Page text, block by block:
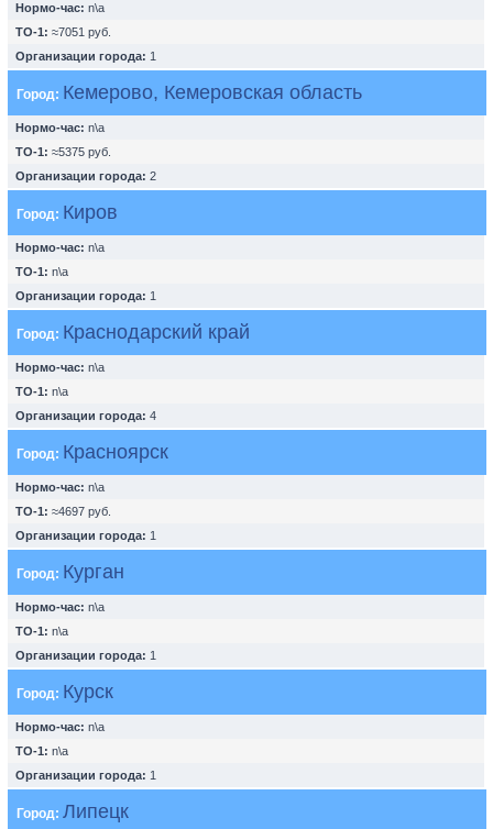
Нормо-час: n\a
ТО-1: ≈7051 руб.
Организации города: 1
Город: Кемерово, Кемеровская область
Нормо-час: n\a
ТО-1: ≈5375 руб.
Организации города: 2
Город: Киров
Нормо-час: n\a
ТО-1: n\a
Организации города: 1
Город: Краснодарский край
Нормо-час: n\a
ТО-1: n\a
Организации города: 4
Город: Красноярск
Нормо-час: n\a
ТО-1: ≈4697 руб.
Организации города: 1
Город: Курган
Нормо-час: n\a
ТО-1: n\a
Организации города: 1
Город: Курск
Нормо-час: n\a
ТО-1: n\a
Организации города: 1
Город: Липецк